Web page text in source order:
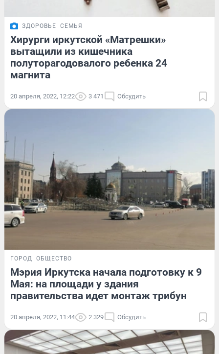
ЗДОРОВЬЕ СЕМЬЯ
Хирурги иркутской «Матрешки»
вытащили из кишечника
полуторагодовалого ребенка 24
магнита
20 апреля, 2022, 12:22 3 471 Обсудить
ГОРОД ОБЩЕСТВО
Мэрия Иркутска начала подготовку к 9
Мая: на площади у здания
правительства идет монтаж трибун
20 апреля, 2022, 11:44 2 329 Обсудить